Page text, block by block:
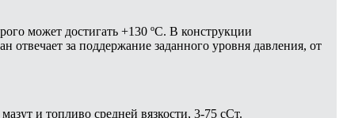
может достигать +130 ºC. В конструкции
отвечает за поддержание заданного уровня давления, от
и топливо средней вязкости, 3-75 сСт.